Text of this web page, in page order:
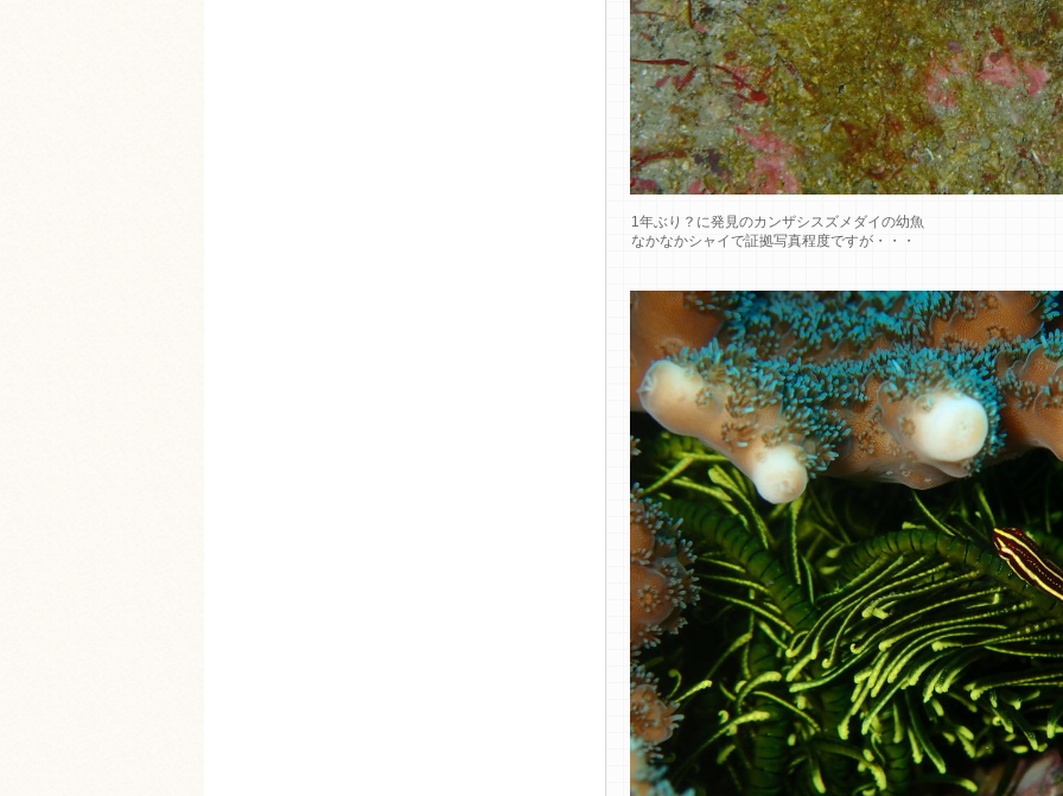
1年ぶり？に発見のカンザシスズメダイの幼魚
なかなかシャイで証拠写真程度ですが・・・